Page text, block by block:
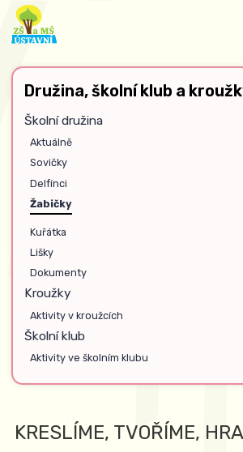
Družina, školní klub a
Školní družina
Aktuálně
Sovičky
Delfínci
Žabičky
Kuřátka
Lišky
Dokumenty
Kroužky
Aktivity v kroužcích
Školní klub
Aktivity ve školním klubu
KRESLÍME, TVOŘÍME,